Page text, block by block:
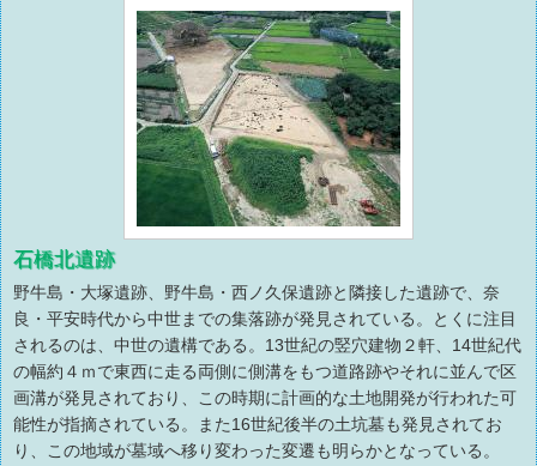
石橋北遺跡
野牛島・大塚遺跡、野牛島・西ノ久保遺跡と隣接した遺跡で、奈
良・平安時代から中世までの集落跡が発見されている。とくに注目
されるのは、中世の遺構である。13世紀の竪穴建物２軒、14世紀代
の幅約４ｍで東西に走る両側に側溝をもつ道路跡やそれに並んで区
画溝が発見されており、この時期に計画的な土地開発が行われた可
能性が指摘されている。また16世紀後半の土坑墓も発見されてお
り、この地域が墓域へ移り変わった変遷も明らかとなっている。